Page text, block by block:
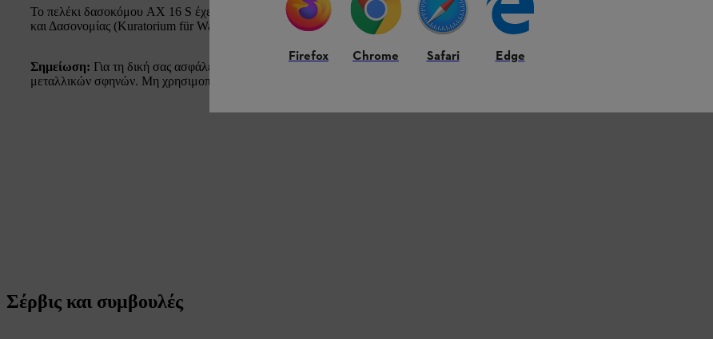
Το πελέκι δασοκόμου AX 16 S έχει λάβει το σήμα ποιότητας KWF από τη γερμανική Επιτροπή Δασοκομίας
και Δασονομίας (Kuratorium für Waldarbeit und Forsttechnik).
Σημείωση: Για τη δική σας ασφάλεια, μη χρησιμοποιήσετε αυτό το τσεκούρι δασοκόμου για την εισαγωγή
μεταλλικών σφηνών. Μη χρησιμοποιείτε ποτέ χαλύβδινα εργαλεία για να χτυπάτε χαλύβδινα αντικείμενα.
Σέρβις και συμβουλές
Firefox Chrome Safari Edge